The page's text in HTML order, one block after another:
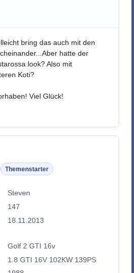
bring das auch mit den
hatte der
look? Also mit
Koti?
Viel Glück!
Themenstarter
Steven
147
18.11.2013
Golf 2 GTI 16v
1.8 GTI 16V 102KW 139PS